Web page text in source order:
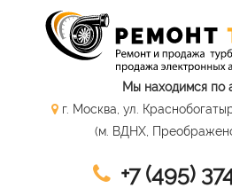
Мы находимся по
г. Москва, ул.
(м. ВДНХ,
+7 (495)